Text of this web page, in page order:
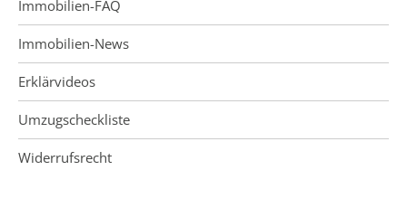
Immobilien-FAQ
Immobilien-News
Erklärvideos
Umzugscheckliste
Widerrufsrecht